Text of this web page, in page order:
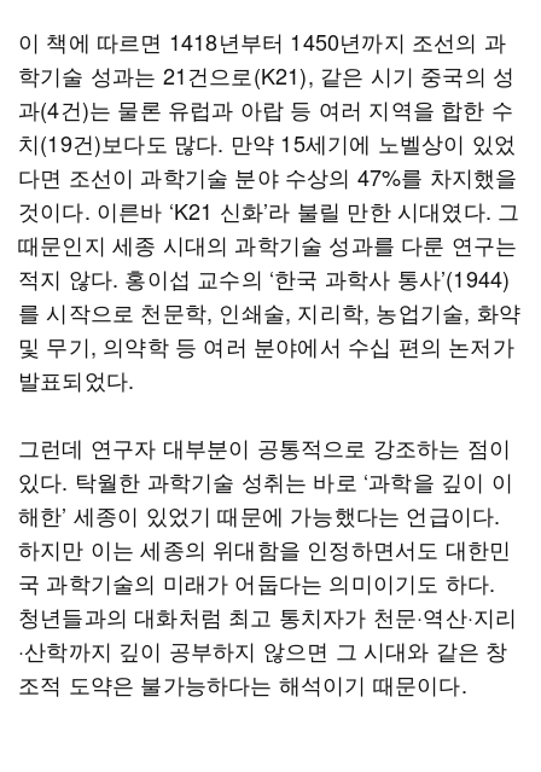
이 책에 따르면 1418년부터 1450년까지 조선의 과
학기술 성과는 21건으로(K21), 같은 시기 중국의 성
과(4건)는 물론 유럽과 아랍 등 여러 지역을 합한 수
치(19건)보다도 많다. 만약 15세기에 노벨상이 있었
다면 조선이 과학기술 분야 수상의 47%를 차지했을
것이다. 이른바 ‘K21 신화’라 불릴 만한 시대였다. 그
때문인지 세종 시대의 과학기술 성과를 다룬 연구는
적지 않다. 홍이섭 교수의 ‘한국 과학사 통사’(1944)
를 시작으로 천문학, 인쇄술, 지리학, 농업기술, 화약
및 무기, 의약학 등 여러 분야에서 수십 편의 논저가
발표되었다.
그런데 연구자 대부분이 공통적으로 강조하는 점이
있다. 탁월한 과학기술 성취는 바로 ‘과학을 깊이 이
해한’ 세종이 있었기 때문에 가능했다는 언급이다.
하지만 이는 세종의 위대함을 인정하면서도 대한민
국 과학기술의 미래가 어둡다는 의미이기도 하다.
청년들과의 대화처럼 최고 통치자가 천문·역산·지리
·산학까지 깊이 공부하지 않으면 그 시대와 같은 창
조적 도약은 불가능하다는 해석이기 때문이다.